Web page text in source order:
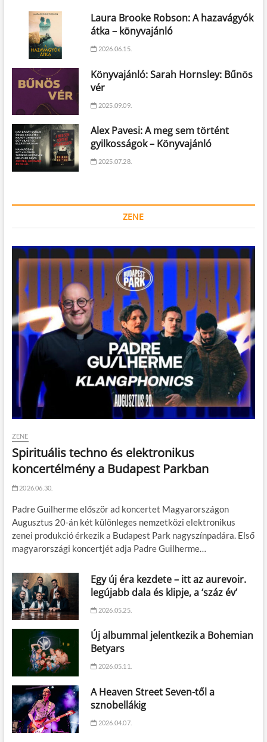
Laura Brooke Robson: A hazavágyók
átka – könyvajánló
2026.06.15.
Könyvajánló: Sarah Hornsley: Bűnös
vér
2025.09.09.
Alex Pavesi: A meg sem történt
gyilkosságok – Könyvajánló
2025.07.28.
ZENE
ZENE
Spirituális techno és elektronikus
koncertélmény a Budapest Parkban
2026.06.30.
Padre Guilherme először ad koncertet Magyarországon
Augusztus 20-án két különleges nemzetközi elektronikus
zenei produkció érkezik a Budapest Park nagyszínpadára. Első
magyarországi koncertjét adja Padre Guilherme…
Egy új éra kezdete – itt az aurevoir.
legújabb dala és klipje, a ‘száz év’
2026.05.25.
Új albummal jelentkezik a Bohemian
Betyars
2026.05.11.
A Heaven Street Seven-től a
sznobellákig
2026.04.07.